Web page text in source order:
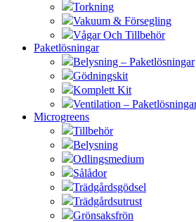
Torkning
Vakuum & Försegling
Vågar Och Tillbehör
Paketlösningar
Belysning – Paketlösningar
Gödningskit
Komplett Kit
Ventilation –
Microgreens
Tillbehör
Belysning
Odlingsmedium
Sålådor
Trädgårdsgödsel
Trädgårdsutrust
Grönsaksfrön